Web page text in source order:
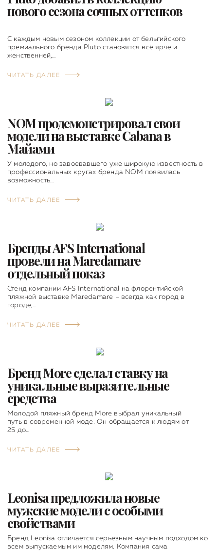
нового сезона сочных оттенков
С каждым новым сезоном коллекции от бельгийского
премиального бренда Pluto становятся всё ярче и
женственней,…
ЧИТАТЬ ДАЛЕЕ
NOM продемонстрировал свои
модели на выставке Cabana в
Майами
У молодого, но завоевавшего уже широкую известность в
профессиональных кругах бренда NOM появилась
возможность…
ЧИТАТЬ ДАЛЕЕ
Бренды AFS International
провели на Maredamare
отдельный показ
Стенд компании AFS International на флорентийской
пляжной выставке Maredamare – всегда как город в
городе,…
ЧИТАТЬ ДАЛЕЕ
Бренд More сделал ставку на
уникальные выразительные
средства
Молодой пляжный бренд More выбрал уникальный
путь в современной моде. Он обращается к людям от
25 до…
ЧИТАТЬ ДАЛЕЕ
Leonisa предложила новые
мужские модели с особыми
свойствами
Бренд Leonisa отличается серьезным научным подходом ко
всем выпускаемым им моделям. Компания сама